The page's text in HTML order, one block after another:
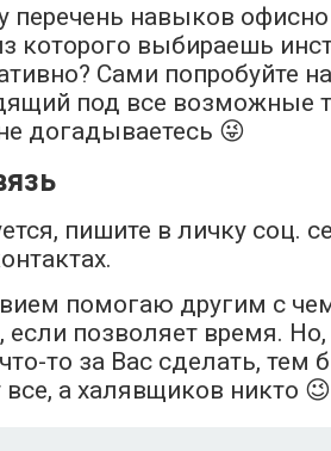
перечень навыков
которого выбираешь
Сами попробуйте
под все возможные
догадываетесь 😜
пишите в личку соц.
помогаю другим с
если позволяет время.
то за Вас сделать, тем
а халявщиков никто 😉